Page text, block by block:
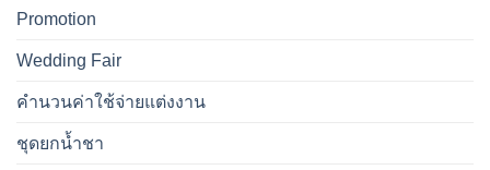
Promotion
Wedding Fair
คำนวนค่าใช้จ่ายแต่งงาน
ชุดยกน้ำชา